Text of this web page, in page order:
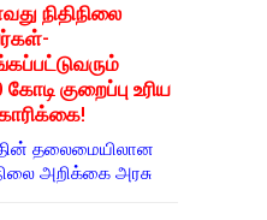
நிதிநிலை
குறைப்பு உரிய
தலைமையிலான
அறிக்கை அரசு